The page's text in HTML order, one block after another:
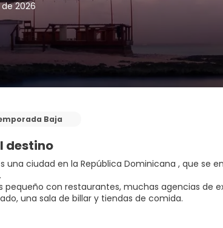
2026
Baja
destino
una ciudad en la República Dominicana , que se
pequeño con restaurantes, muchas agencias de
una sala de billar y tiendas de comida.